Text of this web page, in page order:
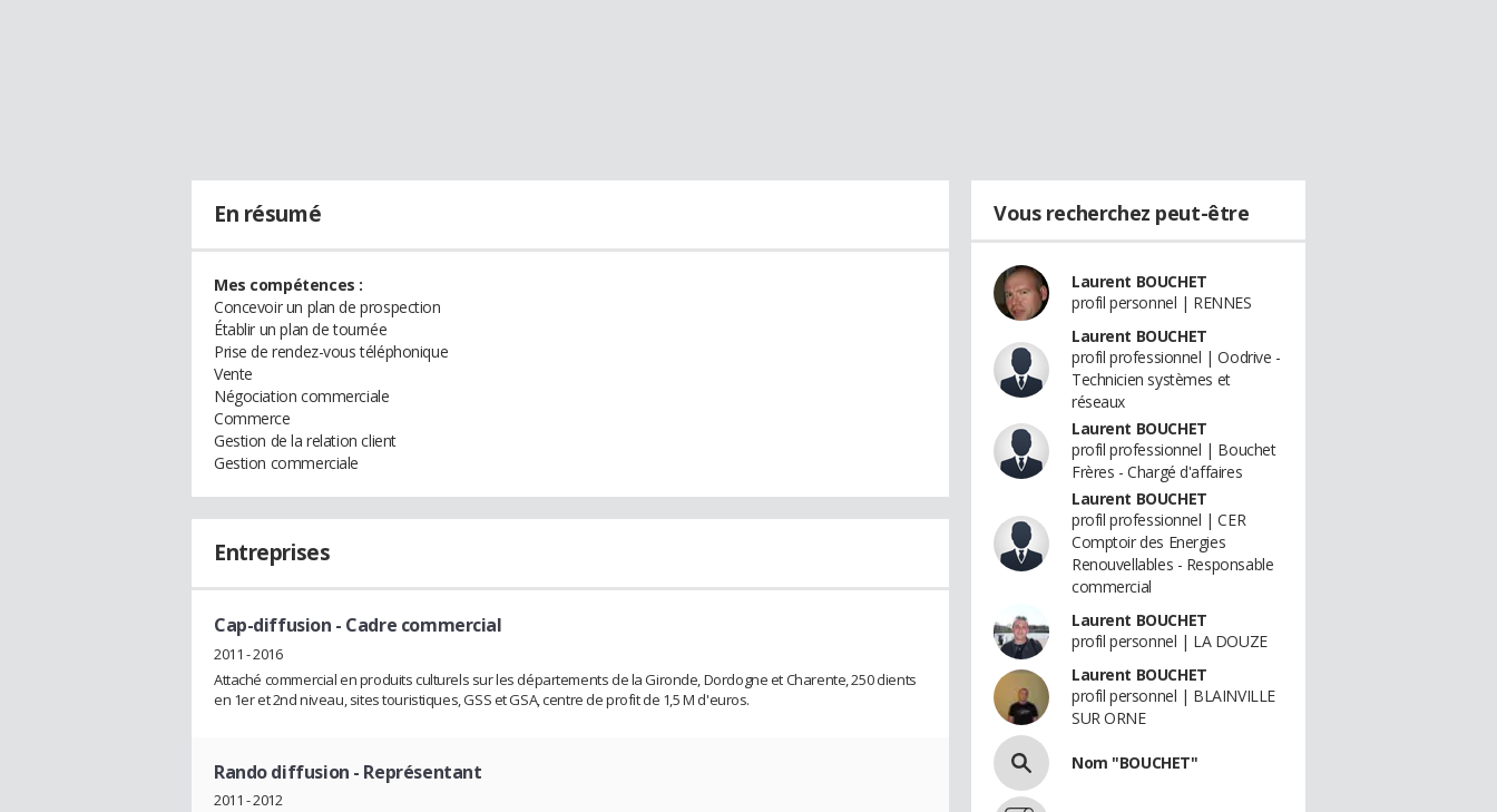
En résumé
Mes compétences :
Concevoir un plan de prospection
Établir un plan de tournée
Prise de rendez-vous téléphonique
Vente
Négociation commerciale
Commerce
Gestion de la relation client
Gestion commerciale
Entreprises
Cap-diffusion - Cadre commercial
2011 - 2016
Attaché commercial en produits culturels sur les départements de la Gironde, Dordogne et Charente, 250 clients
en 1er et 2nd niveau, sites touristiques, GSS et GSA, centre de profit de 1,5 M d'euros.
Rando diffusion - Représentant
2011 - 2012
Vous recherchez peut-être
Laurent BOUCHET
profil personnel | RENNES
Laurent BOUCHET
profil professionnel | Oodrive -
Technicien systèmes et
réseaux
Laurent BOUCHET
profil professionnel | Bouchet
Frères - Chargé d'affaires
Laurent BOUCHET
profil professionnel | CER
Comptoir des Energies
Renouvellables - Responsable
commercial
Laurent BOUCHET
profil personnel | LA DOUZE
Laurent BOUCHET
profil personnel | BLAINVILLE
SUR ORNE
Nom "BOUCHET"